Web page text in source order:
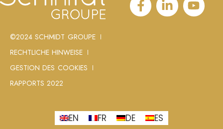
©2024 SCHMIDT GROUPE
RECHTLICHE HINWEISE
GESTION DES COOKIES
RAPPORTS 2022
EN FR DE ES